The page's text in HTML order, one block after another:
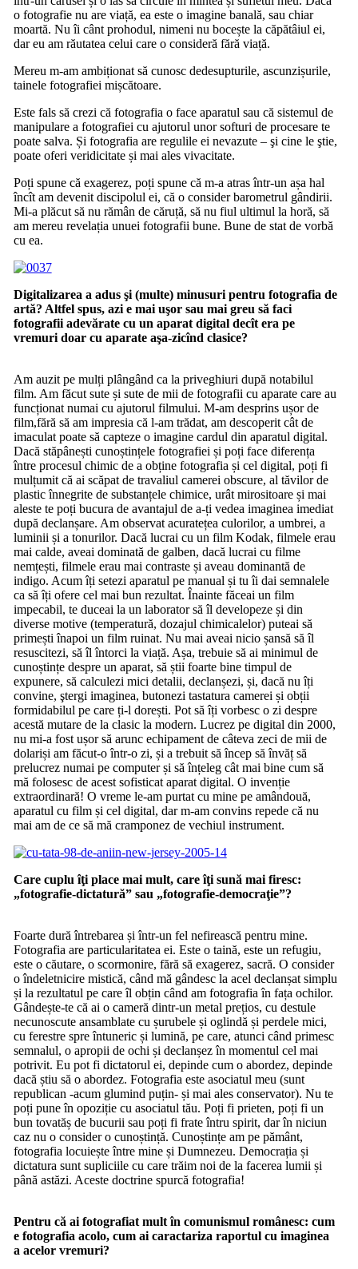
o fotografie nu are viață, ea este o imagine banală, sau chiar
moartă. Nu îi cânt prohodul, nimeni nu bocește la căpătâiul ei,
dar eu am răutatea celui care o consideră fără viață.
Mereu m-am ambiționat să cunosc dedesupturile, ascunzișurile,
tainele fotografiei mișcătoare.
Este fals să crezi că fotografia o face aparatul sau că sistemul de
manipulare a fotografiei cu ajutorul unor softuri de procesare te
poate salva. Și fotografia are regulile ei nevazute – şi cine le ştie,
poate oferi veridicitate și mai ales vivacitate.
Poți spune că exagerez, poți spune că m-a atras într-un așa hal
încît am devenit discipolul ei, că o consider barometrul gândirii.
Mi-a plăcut să nu rămân de căruță, să nu fiul ultimul la horă, să
am mereu revelația unuei fotografii bune. Bune de stat de vorbă
cu ea.
Digitalizarea a adus şi (multe) minusuri pentru fotografia de
artă? Altfel spus, azi e mai uşor sau mai greu să faci
fotografii adevărate cu un aparat digital decît era pe
vremuri doar cu aparate aşa-zicînd clasice?
Am auzit pe mulți plângând ca la priveghiuri după notabilul
film. Am făcut sute și sute de mii de fotografii cu aparate care au
funcționat numai cu ajutorul filmului. M-am desprins ușor de
film,fără să am impresia că l-am trădat, am descoperit cât de
imaculat poate să capteze o imagine cardul din aparatul digital.
Dacă stăpânești cunoștințele fotografiei și poți face diferența
între procesul chimic de a obține fotografia și cel digital, poți fi
mulțumit că ai scăpat de travaliul camerei obscure, al tăvilor de
plastic înnegrite de substanțele chimice, urât mirositoare și mai
aleste te poți bucura de avantajul de a-ți vedea imaginea imediat
după declanșare. Am observat acuratețea culorilor, a umbrei, a
luminii și a tonurilor. Dacă lucrai cu un film Kodak, filmele erau
mai calde, aveai dominată de galben, dacă lucrai cu filme
nemțești, filmele erau mai contraste și aveau dominantă de
indigo. Acum îți setezi aparatul pe manual și tu îi dai semnalele
ca să îți ofere cel mai bun rezultat. Înainte făceai un film
impecabil, te duceai la un laborator să îl developeze și din
diverse motive (temperatură, dozajul chimicalelor) puteai să
primești înapoi un film ruinat. Nu mai aveai nicio șansă să îl
resuscitezi, să îl întorci la viață. Așa, trebuie să ai minimul de
cunoștințe despre un aparat, să știi foarte bine timpul de
expunere, să calculezi mici detalii, declanșezi, și, dacă nu îți
convine, ştergi imaginea, butonezi tastatura camerei și obții
formidabilul pe care ți-l dorești. Pot să îți vorbesc o zi despre
acestă mutare de la clasic la modern. Lucrez pe digital din 2000,
nu mi-a fost ușor să arunc echipament de câteva zeci de mii de
dolariși am făcut-o într-o zi, și a trebuit să încep să învăț să
prelucrez numai pe computer și să înțeleg cât mai bine cum să
mă folosesc de acest sofisticat aparat digital. O invenție
extraordinară! O vreme le-am purtat cu mine pe amândouă,
aparatul cu film și cel digital, dar m-am convins repede că nu
mai am de ce să mă cramponez de vechiul instrument.
Care cuplu îţi place mai mult, care îţi sună mai firesc:
„fotografie-dictatură” sau „fotografie-democraţie”?
Foarte dură întrebarea și într-un fel nefirească pentru mine.
Fotografia are particularitatea ei. Este o taină, este un refugiu,
este o căutare, o scormonire, fără să exagerez, sacră. O consider
o îndeletnicire mistică, când mă gândesc la acel declanșat simplu
și la rezultatul pe care îl obțin când am fotografia în fața ochilor.
Gândește-te că ai o cameră dintr-un metal prețios, cu destule
necunoscute ansamblate cu șurubele și oglindă și perdele mici,
cu ferestre spre întuneric și lumină, pe care, atunci când primesc
semnalul, o apropii de ochi și declanșez în momentul cel mai
potrivit. Eu pot fi dictatorul ei, depinde cum o abordez, depinde
dacă știu să o abordez. Fotografia este asociatul meu (sunt
republican -acum glumind puțin- și mai ales conservator). Nu te
poți pune în opoziție cu asociatul tău. Poți fi prieten, poți fi un
bun tovatăș de bucurii sau poți fi frate întru spirit, dar în niciun
caz nu o consider o cunoștință. Cunoștințe am pe pământ,
fotografia locuiește între mine și Dumnezeu. Democrația și
dictatura sunt supliciile cu care trăim noi de la facerea lumii și
până astăzi. Aceste doctrine spurcă fotografia!
Pentru că ai fotografiat mult în comunismul românesc: cum
e fotografia acolo, cum ai caractariza raportul cu imaginea
a acelor vremuri?